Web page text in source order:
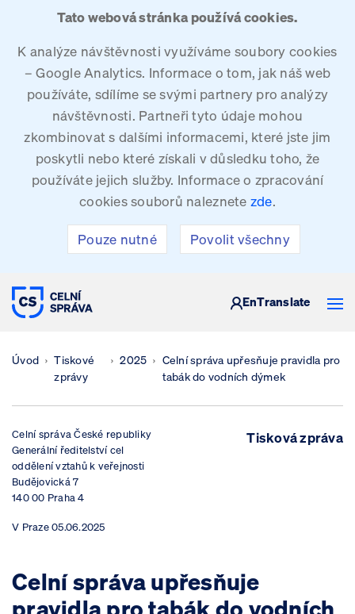
Tato webová stránka používá cookies.
K analýze návštěvnosti využíváme soubory cookies
– Google Analytics. Informace o tom, jak náš web
používáte, sdílíme se svými partnery pro analýzy
návštěvnosti. Partneři tyto údaje mohou
zkombinovat s dalšími informacemi, které jste jim
poskytli nebo které získali v důsledku toho, že
používáte jejich služby. Informace o zpracování
cookies souborů naleznete zde.
Pouze nutné Povolit všechny
CELNÍ SPRÁVA ČESKÉ REPUBLIKY
EnTranslate
Úvod
Tiskové
zprávy
2025
Celní správa upřesňuje pravidla pro
tabák do vodních dýmek
Celní správa České republiky
Generální ředitelství cel
oddělení vztahů k veřejnosti
Budějovická 7
140 00 Praha 4
V Praze 05.06.2025
Tisková zpráva
Celní správa upřesňuje